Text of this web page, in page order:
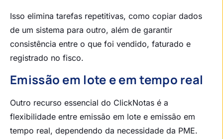
Isso elimina tarefas repetitivas, como copiar dados
de um sistema para outro, além de garantir
consistência entre o que foi vendido, faturado e
registrado no fisco.
Emissão em lote e em tempo real
Outro recurso essencial do ClickNotas é a
flexibilidade entre emissão em lote e emissão em
tempo real, dependendo da necessidade da PME.